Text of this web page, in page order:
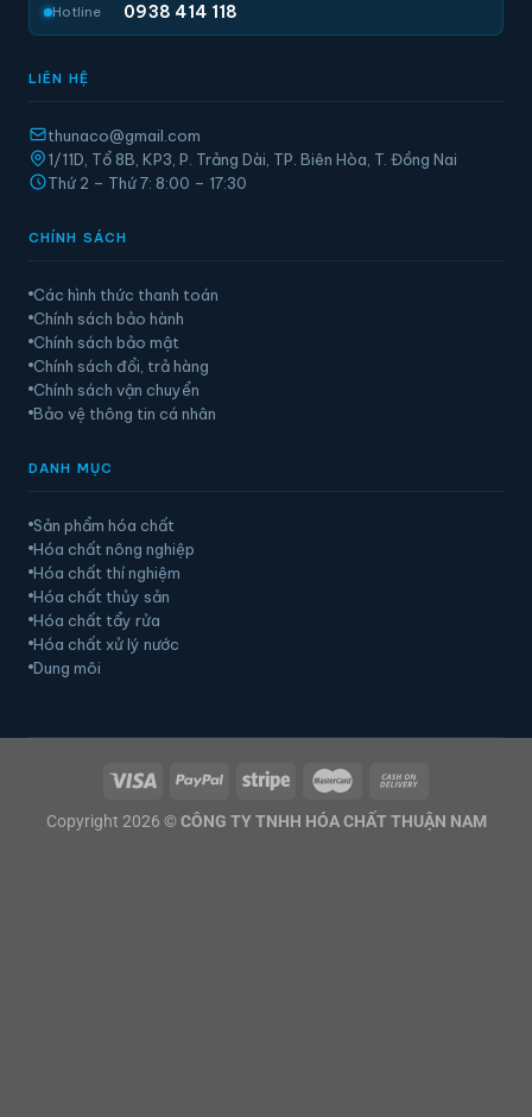
Hotline 0938 414 118
LIÊN HỆ
thunaco@gmail.com
1/11D, Tổ 8B, KP3, P. Trảng Dài, TP. Biên Hòa, T. Đồng Nai
Thứ 2 – Thứ 7: 8:00 – 17:30
CHÍNH SÁCH
Các hình thức thanh toán
Chính sách bảo hành
Chính sách bảo mật
Chính sách đổi, trả hàng
Chính sách vận chuyển
Bảo vệ thông tin cá nhân
DANH MỤC
Sản phẩm hóa chất
Hóa chất nông nghiệp
Hóa chất thí nghiệm
Hóa chất thủy sản
Hóa chất tẩy rửa
Hóa chất xử lý nước
Dung môi
Copyright 2026 © CÔNG TY TNHH HÓA CHẤT THUẬN NAM